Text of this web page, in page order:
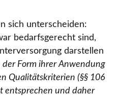
sich unterscheiden:
bedarfsgerecht sind,
darstellen
der Form ihrer Anwendung
Qualitätskriterien (§§ 106
entsprechen und daher